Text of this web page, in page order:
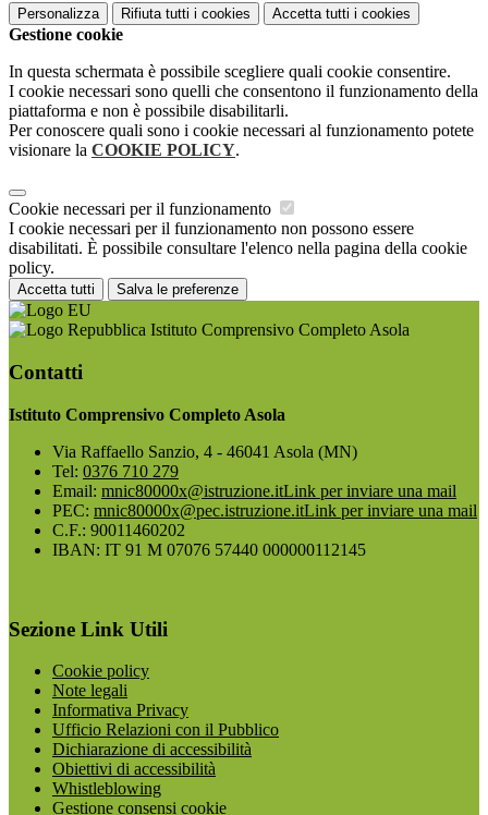
Personalizza Rifiuta tutti i cookies Accetta tutti i cookies
Gestione cookie
In questa schermata è possibile scegliere quali cookie consentire.
I cookie necessari sono quelli che consentono il funzionamento della
piattaforma e non è possibile disabilitarli.
Per conoscere quali sono i cookie necessari al funzionamento potete
visionare la COOKIE POLICY.
Cookie necessari per il funzionamento
I cookie necessari per il funzionamento non possono essere
disabilitati. È possibile consultare l'elenco nella pagina della cookie
policy.
Accetta tutti Salva le preferenze
Istituto Comprensivo Completo Asola
Contatti
Istituto Comprensivo Completo Asola
Via Raffaello Sanzio, 4 - 46041 Asola (MN)
Tel: 0376 710 279
Email: mnic80000x@istruzione.itLink per inviare una mail
PEC: mnic80000x@pec.istruzione.itLink per inviare una mail
C.F.: 90011460202
IBAN: IT 91 M 07076 57440 000000112145
Sezione Link Utili
Cookie policy
Note legali
Informativa Privacy
Ufficio Relazioni con il Pubblico
Dichiarazione di accessibilità
Obiettivi di accessibilità
Whistleblowing
Gestione consensi cookie